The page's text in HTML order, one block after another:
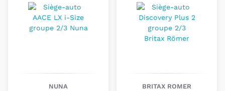
NUNA BRITAX ROMER